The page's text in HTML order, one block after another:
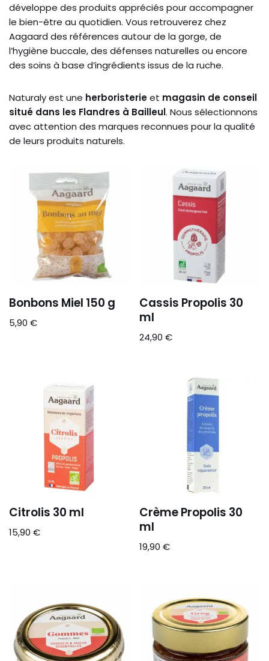
développe des produits appréciés pour accompagner
le bien-être au quotidien. Vous retrouverez chez
Aagaard des références autour de la gorge, de
l’hygiène buccale, des défenses naturelles ou encore
des soins à base d’ingrédients issus de la ruche.
Naturaly est une herboristerieet magasin de conseil
situé dans les Flandres à Bailleul. Nous sélectionnons
avec attention des marques reconnues pour la qualité
de leurs produits naturels.
Bonbons Miel 150 g
5,90 €
Cassis Propolis 30
ml
24,90€
Citrolis 30 ml
15,90 €
Crème Propolis 30
ml
19,90€